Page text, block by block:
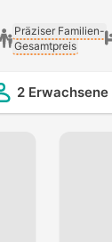
Präziser Familien-
Gesamtpreis
2 Erwachsene